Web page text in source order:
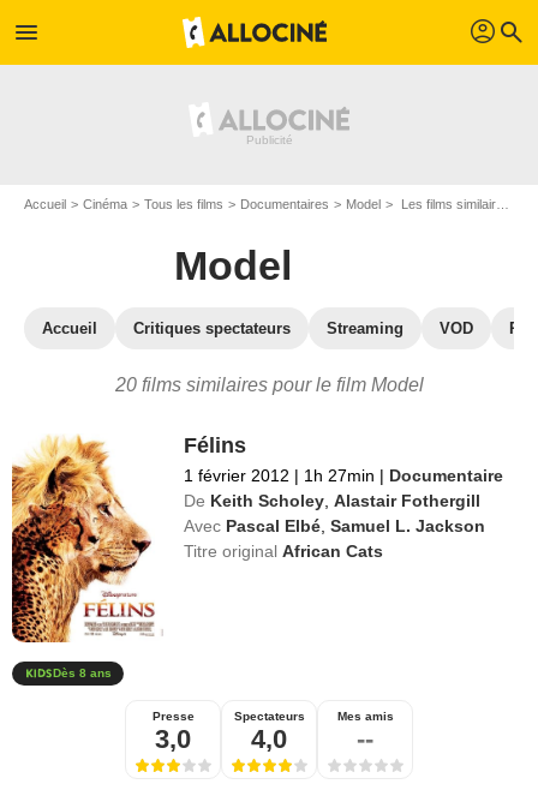
menu profil search
Accueil Cinéma Tous les films Documentaires Model Les films similaires à "Model"
Model
Accueil Critiques spectateurs Streaming VOD
20 films similaires pour le film Model
Félins
1 février 2012 | 1h 27min | Documentaire
De Keith Scholey ,Alastair Fothergill
Avec Pascal Elbé ,Samuel L. Jackson
Titre originalAfrican Cats
Dès 8 ans
Presse
3,0
Spectateurs
4,0
Mes amis
--